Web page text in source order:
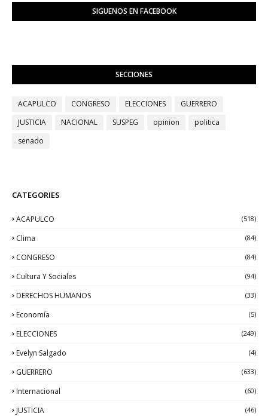
SIGUENOS EN FACEBOOK
SECCIONES
ACAPULCO CONGRESO ELECCIONES
GUERRERO
JUSTICIA
NACIONAL SUSPEG opinion
politica
senado
CATEGORIES
ACAPULCO (518)
Clima (84)
CONGRESO (84)
Cultura Y Sociales (94)
DERECHOS HUMANOS (33)
Economía (5)
ELECCIONES (249)
Evelyn Salgado (4)
GUERRERO (633)
Internacional (60)
JUSTICIA (46)